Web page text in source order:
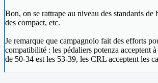
Bon, on se rattrape au niveau des standards de
des compact, etc.
Je remarque que campagnolo fait des efforts
compatibilité : les pédaliers potenza acceptent
de 50-34 est les 53-39, les CRL acceptent les